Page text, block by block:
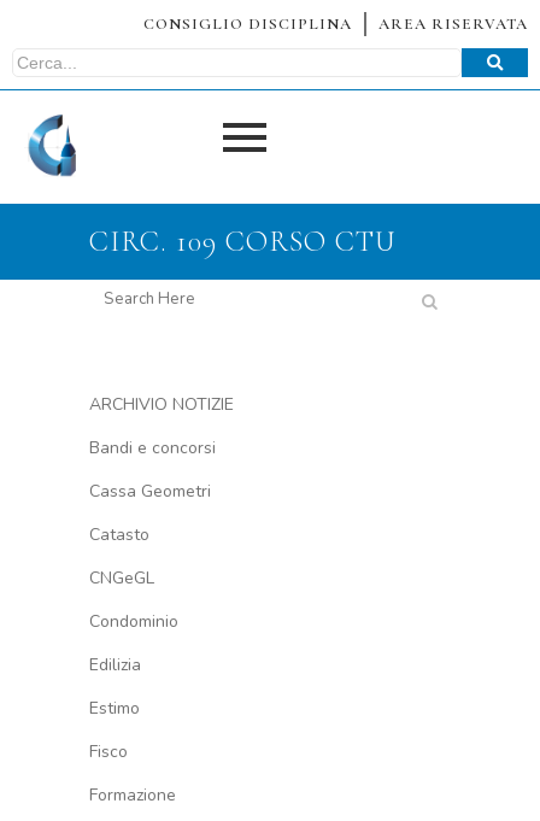
CONSIGLIO DISCIPLINA AREA RISERVATA
CIRC. 109 CORSO CTU
ARCHIVIO NOTIZIE
Bandi e concorsi
Cassa Geometri
Catasto
CNGeGL
Condominio
Edilizia
Estimo
Fisco
Formazione